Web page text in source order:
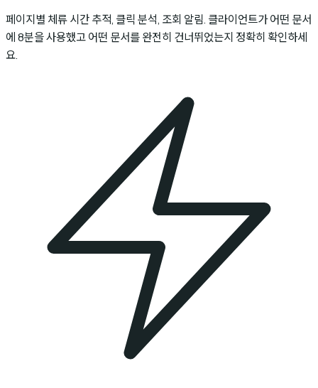
페이지별 체류 시간 추적, 클릭 분석, 조회 알림. 클라이언트가 어떤 문서
에 8분을 사용했고 어떤 문서를 완전히 건너뛰었는지 정확히 확인하세
요.